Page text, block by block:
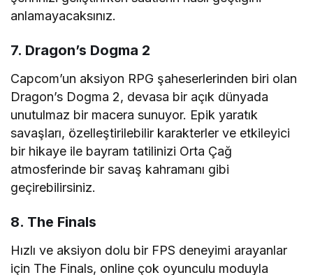
anlamayacaksınız.
7. Dragon’s Dogma 2
Capcom’un aksiyon RPG şaheserlerinden biri olan
Dragon’s Dogma 2, devasa bir açık dünyada
unutulmaz bir macera sunuyor. Epik yaratık
savaşları, özelleştirilebilir karakterler ve etkileyici
bir hikaye ile bayram tatilinizi Orta Çağ
atmosferinde bir savaş kahramanı gibi
geçirebilirsiniz.
8. The Finals
Hızlı ve aksiyon dolu bir FPS deneyimi arayanlar
için The Finals, online çok oyunculu moduyla